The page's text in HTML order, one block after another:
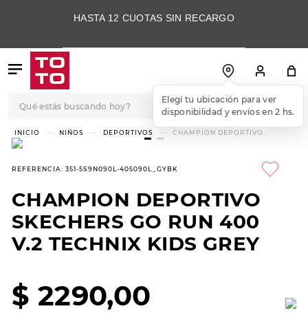
HASTA 12 CUOTAS SIN RECARGO
NIÑOS DEPORTIVOS
CHAMPION DEPORTIVO
REFERENCIA: 351-5S9N090L-405090L_GYBK
CHAMPION DEPORTIVO
SKECHERS GO RUN 400
V.2 TECHNIX KIDS GREY
$ 2290,00
TÉRMINOS MÁS
BUSCADOS
1.
skechers slip-ins
4.
championes